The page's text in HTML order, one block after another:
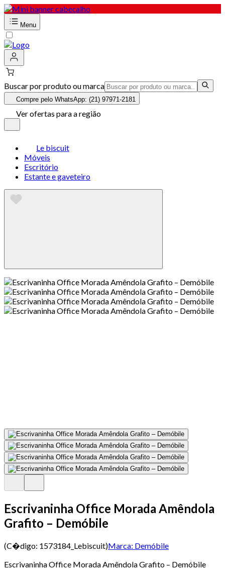
Menu
Buscar por produto ou marca
Compre pelo WhatsApp: (21) 97971-2181
Ver ofertas para a região
Le biscuit
Móveis
Escritório
Estante e gaveteiro
Escrivaninha Office Morada Amêndola
Grafito – Demóbile
(C�digo: 1573184_Lebiscuit)Marca: Demóbile
Escrivaninha Office Morada Amêndola Grafito – Demóbile